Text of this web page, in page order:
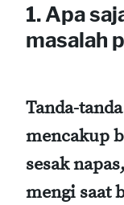
1.Apa
masalah
Tanda-
mencakup
sesak
mengi saat